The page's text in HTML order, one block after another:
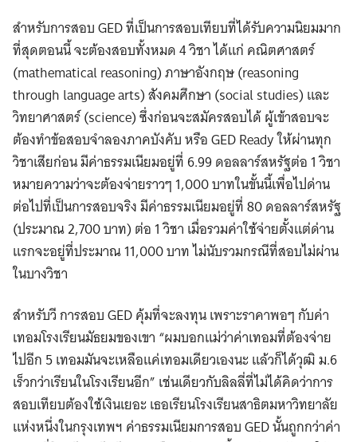
สำหรับการสอบ GED ที่เป็นการสอบเทียบที่ได้รับความนิยมมาก
ที่สุดตอนนี้ จะต้องสอบทั้งหมด 4 วิชา ได้แก่ คณิตศาสตร์
(mathematical reasoning) ภาษาอังกฤษ (reasoning
through language arts) สังคมศึกษา (social studies) และ
วิทยาศาสตร์ (science) ซึ่งก่อนจะสมัครสอบได้ ผู้เข้าสอบจะ
ต้องทำข้อสอบจำลองภาคบังคับ หรือ GED Ready ให้ผ่านทุก
วิชาเสียก่อน มีค่าธรรมเนียมอยู่ที่ 6.99 ดอลลาร์สหรัฐต่อ 1 วิชา
หมายความว่าจะต้องจ่ายราวๆ 1,000 บาทในขั้นนี้เพื่อไปด่าน
ต่อไปที่เป็นการสอบจริง มีค่าธรรมเนียมอยู่ที่ 80 ดอลลาร์สหรัฐ
(ประมาณ 2,700 บาท) ต่อ 1 วิชา เมื่อรวมค่าใช้จ่ายตั้งแต่ด่าน
แรกจะอยู่ที่ประมาณ 11,000 บาท ไม่นับรวมกรณีที่สอบไม่ผ่าน
ในบางวิชา
สำหรับวี การสอบ GED คุ้มที่จะลงทุน เพราะราคาพอๆ กับค่า
เทอมโรงเรียนมัธยมของเขา “ผมบอกแม่ว่าค่าเทอมที่ต้องจ่าย
ไปอีก 5 เทอมมันจะเหลือแค่เทอมเดียวเองนะ แล้วก็ได้วุฒิ ม.6
เร็วกว่าเรียนในโรงเรียนอีก” เช่นเดียวกับลิลลี่ที่ไม่ได้คิดว่าการ
สอบเทียบต้องใช้เงินเยอะ เธอเรียนโรงเรียนสาธิตมหาวิทยาลัย
แห่งหนึ่งในกรุงเทพฯ ค่าธรรมเนียมการสอบ GED นั้นถูกกว่าค่า